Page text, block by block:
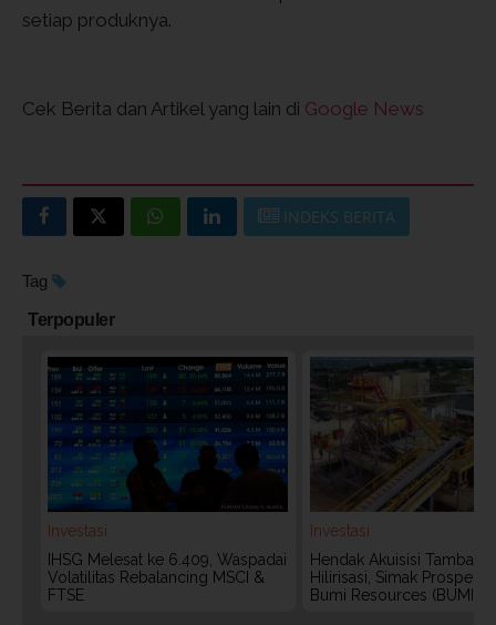
setiap produknya.
Cek Berita dan Artikel yang lain di Google News
INDEKS BERITA
Tag
Terpopuler
Investasi
IHSG Melesat ke 6.409, Waspadai
Volatilitas Rebalancing MSCI &
FTSE
Investasi
Hendak Akuisisi
Hilirisasi, Simak Prospek
Bumi Resources (BUMI)